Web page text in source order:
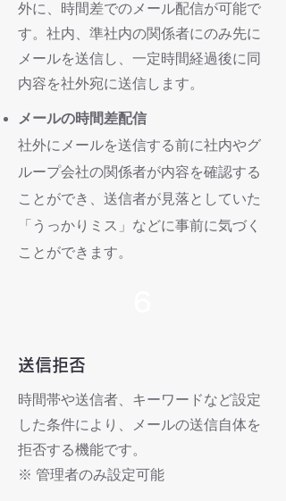
外に、時間差でのメール配信が可能で
す。社内、準社内の関係者にのみ先に
メールを送信し、一定時間経過後に同
内容を社外宛に送信します。
メールの時間差配信
社外にメールを送信する前に社内やグ
ループ会社の関係者が内容を確認する
ことができ、送信者が見落としていた
「うっかりミス」などに事前に気づく
ことができます。
送信拒否
時間帯や送信者、キーワードなど設定
した条件により、メールの送信自体を
拒否する機能です。
※ 管理者のみ設定可能